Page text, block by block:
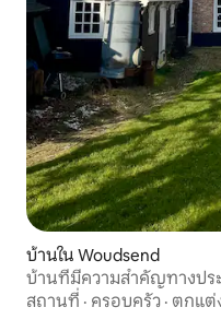
บ้านใน Woudsend
บ้านที่มีความสำคัญทางปร
สถานที่ · ครอบครัว · ตกแต่